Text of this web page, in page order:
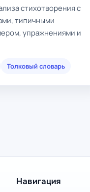
стихотворения с
типичными
упражнениями и
Толковый словарь
Навигация